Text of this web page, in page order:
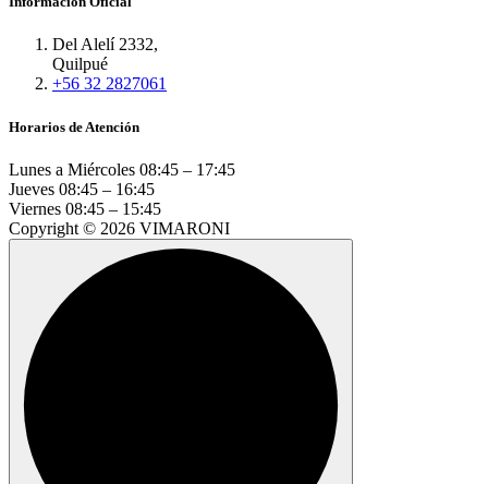
Del Alelí 2332,
Quilpué
+56 32 2827061
Horarios de Atención
Lunes a Miércoles 08:45 – 17:45
Jueves 08:45 – 16:45
Viernes 08:45 – 15:45
Copyright © 2026 VIMARONI